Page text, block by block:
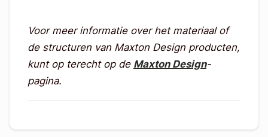
Voor meer informatie over het materiaal of
de structuren van Maxton Design producten,
kunt op terecht op de Maxton Design-
pagina.